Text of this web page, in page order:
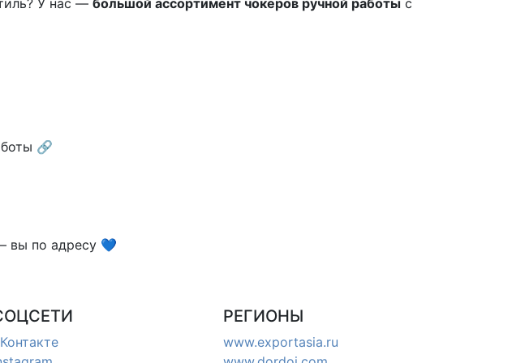
🔗
вы по адресу 💙
РЕГИОНЫ
www.exportasia.ru